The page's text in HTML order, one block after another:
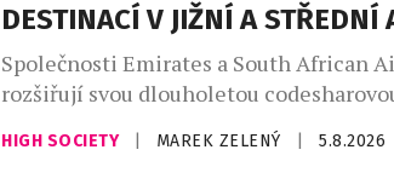
DESTINACÍ V JIŽNÍ A STŘEDNÍ
Společnosti Emirates a South African
rozšiřují svou dlouholetou
dalších destinací v jižní a střední Africe
HIGH SOCIETY MAREK ZELENÝ 5.8.2026